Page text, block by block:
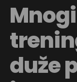
duže